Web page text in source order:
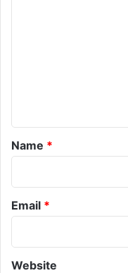
*
Name *
Email *
Website